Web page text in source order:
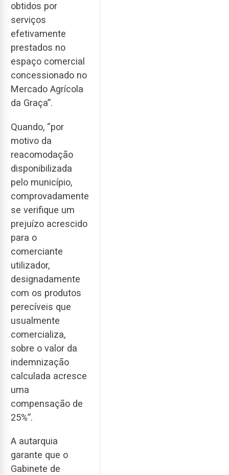
obtidos por
serviços
efetivamente
prestados no
espaço comercial
concessionado no
Mercado Agrícola
da Graça”.
Quando, “por
motivo da
reacomodação
disponibilizada
pelo município,
comprovadamente
se verifique um
prejuízo acrescido
para o
comerciante
utilizador,
designadamente
com os produtos
perecíveis que
usualmente
comercializa,
sobre o valor da
indemnização
calculada acresce
uma
compensação de
25%”.
A autarquia
garante que o
Gabinete de